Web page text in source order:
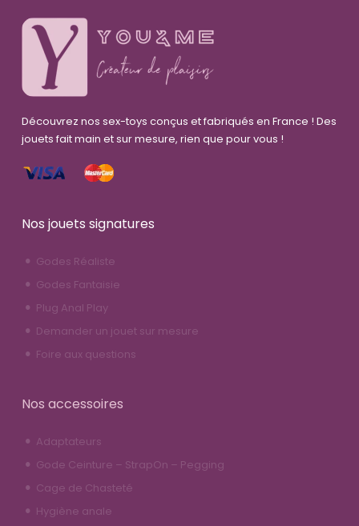
Découvrez nos sex-toys conçus et fabriqués en France ! Des
jouets fait main et sur mesure, rien que pour vous !
Nos jouets signatures
Godes Réaliste
Godes Fantaisie
Plug Anal Play
Demander un jouet sur mesure
Foire aux questions
Nos accessoires
Adaptateurs
Gode Ceinture – StrapOn – Pegging
Cage de Chasteté
Hygiène anale